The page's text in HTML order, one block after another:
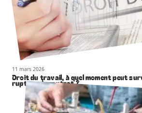
11 mars 2026
Droit du travail, à quel moment peut
rupture de contrat ?